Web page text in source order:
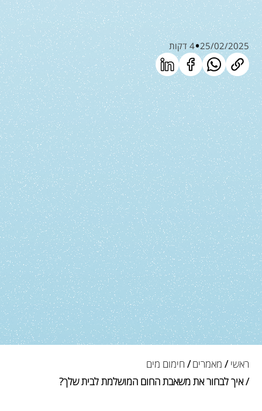
25/02/2025 4 דקות
ראשי / מאמרים/ חימום מים
/ איך לבחור את משאבת החום המושלמת לבית שלך?